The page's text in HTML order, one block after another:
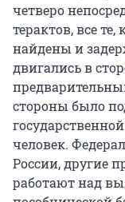
четверо
терактов, все
найдены и
двигались в
стороны было
человек.
России, другие
работают над